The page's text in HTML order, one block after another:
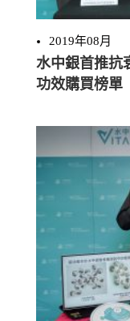
2019年08月
水中銀首推抗
功效購買榜單